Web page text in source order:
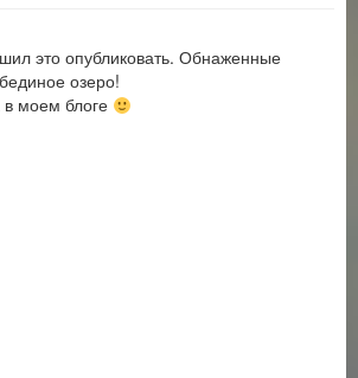
это опубликовать. Обнаженные
озеро!
в моем блоге